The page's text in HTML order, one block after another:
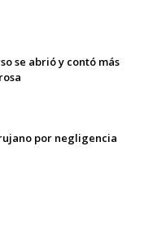
se abrió y contó más
por negligencia